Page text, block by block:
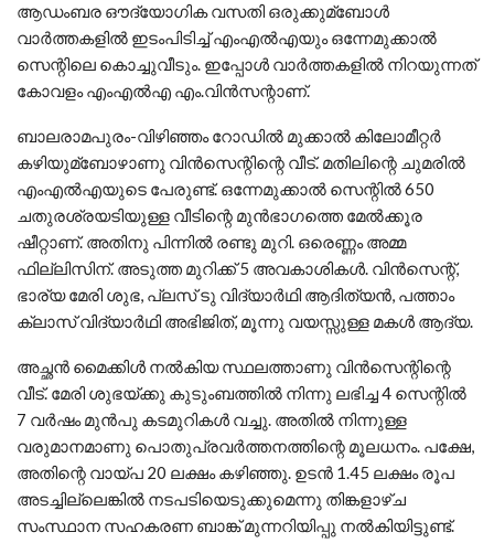
ആഡംബര ഔദ്യോഗിക വസതി ഒരുക്കുമ്ബോള്‍
വാര്‍ത്തകളില്‍ ഇടംപിടിച്ച്‌ എംഎല്‍എയും ഒന്നേമുക്കാല്‍
സെന്റിലെ കൊച്ചുവീടും. ഇപ്പോള്‍ വാര്‍ത്തകളില്‍ നിറയുന്നത്
കോവളം എംഎല്‍എ എം.വിന്‍സന്റാണ്.
ബാലരാമപുരം-വിഴിഞ്ഞം റോഡില്‍ മുക്കാല്‍ കിലോമീറ്റര്‍
കഴിയുമ്ബോഴാണു വിന്‍സെന്റിന്റെ വീട്. മതിലിന്റെ ചുമരില്‍
എംഎല്‍എയുടെ പേരുണ്ട്. ഒന്നേമുക്കാല്‍ സെന്റില്‍ 650
ചതുരശ്രയടിയുള്ള വീടിന്റെ മുന്‍ഭാഗത്തെ മേല്‍ക്കൂര
ഷീറ്റാണ്. അതിനു പിന്നില്‍ രണ്ടു മുറി. ഒരെണ്ണം അമ്മ
ഫില്ലിസിന്. അടുത്ത മുറിക്ക് 5 അവകാശികള്‍. വിന്‍സെന്റ്,
ഭാര്യ മേരി ശുഭ, പ്ലസ് ടു വിദ്യാര്‍ഥി ആദിത്യന്‍, പത്താം
ക്ലാസ് വിദ്യാര്‍ഥി അഭിജിത്, മൂന്നു വയസ്സുള്ള മകള്‍ ആദ്യ.
അച്ഛന്‍ മൈക്കിള്‍ നല്‍കിയ സ്ഥലത്താണു വിന്‍സെന്റിന്റെ
വീട്. മേരി ശുഭയ്ക്കു കുടുംബത്തില്‍ നിന്നു ലഭിച്ച 4 സെന്റില്‍
7 വര്‍ഷം മുന്‍പു കടമുറികള്‍ വച്ചു. അതില്‍ നിന്നുള്ള
വരുമാനമാണു പൊതുപ്രവര്‍ത്തനത്തിന്റെ മൂലധനം. പക്ഷേ,
അതിന്റെ വായ്പ 20 ലക്ഷം കഴിഞ്ഞു. ഉടന്‍ 1.45 ലക്ഷം രൂപ
അടച്ചില്ലെങ്കില്‍ നടപടിയെടുക്കുമെന്നു തിങ്കളാഴ്ച
സംസ്ഥാന സഹകരണ ബാങ്ക് മുന്നറിയിപ്പു നല്‍കിയിട്ടുണ്ട്.